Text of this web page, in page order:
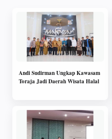
Andi Sudirman Ungkap Kawasam
Toraja Jadi Daerah Wisata Halal